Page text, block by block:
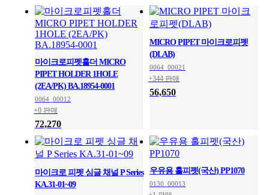
마이크로피펫홀더 MICRO
PIPET HOLDER 1HOLE
(2EA/PK) BA.18954-0001
0064_00012
+0 판매
72,270
MICRO PIPET 마이크로피펫
(DLAB)
0064_00021
+344 판매
56,650
마이크로 피펫 싱글 채널 P Series
KA.31-01~09
우유용 홀피펫(국산) PP1070
0130_00013